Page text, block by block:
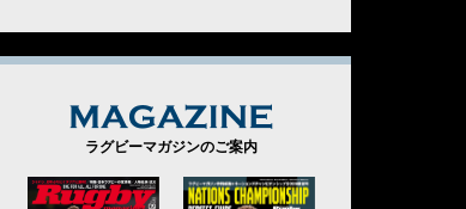
ラグビーマガジンのご案内